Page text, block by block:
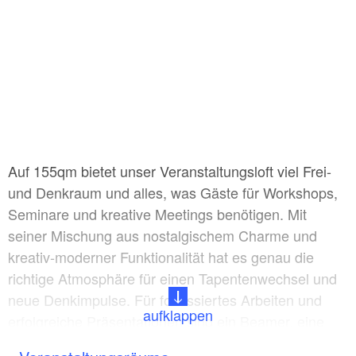
Auf 155qm bietet unser Veranstaltungsloft viel Frei-
und Denkraum und alles, was Gäste für Workshops,
Seminare und kreative Meetings benötigen. Mit
seiner Mischung aus nostalgischem Charme und
kreativ-moderner Funktionalität hat es genau die
richtige Atmosphäre für einen Tapentenwechsel und
neue Denkimpulse. Für fokussiertes Arbeiten und
erfolgreiche Präsentationen sind ein Beamer, eine
aufklappen